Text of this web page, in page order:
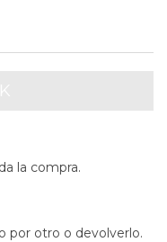
la compra.
por otro o devolverlo.